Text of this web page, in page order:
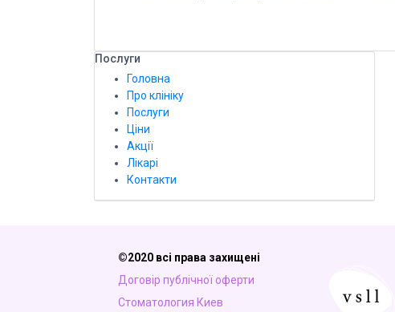
Послуги
Головна
Про клініку
Послуги
Ціни
Акції
Лікарі
Контакти
©2020 всі права захищені
Договір публічної оферти
Стоматология Киев